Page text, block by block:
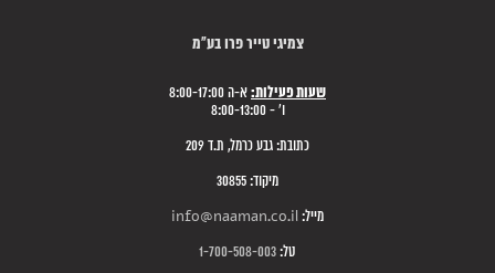
צמיגי טייר פרו בע"מ
שעות פעילות: א-ה 8:00-17:00
ו' - 8:00-13:00
כתובת: גבע כרמל, ת.ד 209
מיקוד: 30855
מייל: info@naaman.co.il
טל: 1-700-508-003